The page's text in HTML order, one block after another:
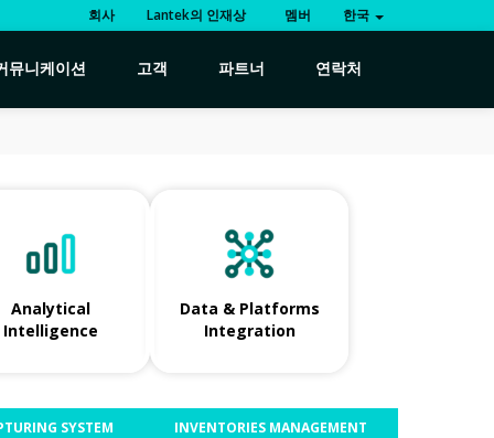
회사 Lantek의 인재상 멤버 한국
뮤니케이션 고객 파트너 연락처
Analytical
Intelligence
Data & Platforms
Integration
SYSTEM INVENTORIES MANAGEMENT